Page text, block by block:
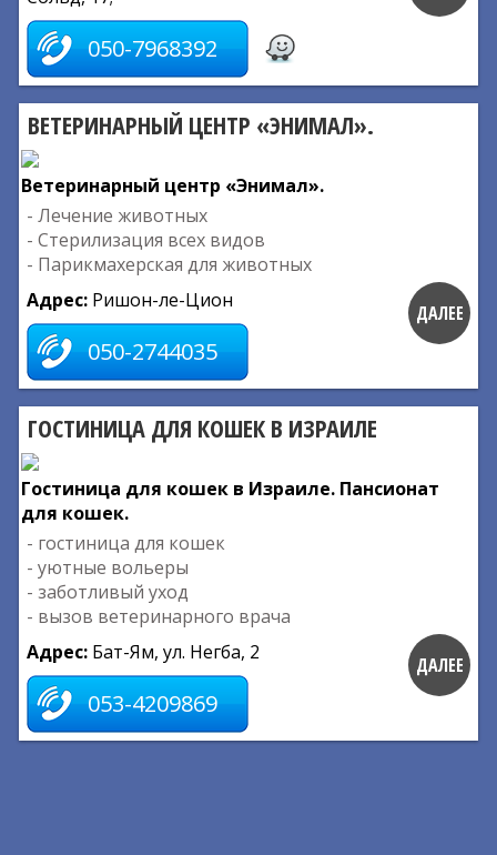
050-7968392
ВЕТЕРИНАРНЫЙ ЦЕНТР «ЭНИМАЛ».
Ветеринарный центр «Энимал».
- Лечение животных
- Стерилизация всех видов
- Парикмахерская для животных
Адрес: Ришон-ле-Цион
050-2744035
ДАЛЕЕ
ГОСТИНИЦА ДЛЯ КОШЕК В ИЗРАИЛЕ
Гостиница для кошек в Израиле. Пансионат
для кошек.
- гостиница для кошек
- уютные вольеры
- заботливый уход
- вызов ветеринарного врача
Адрес: Бат-Ям, ул. Негба, 2
053-4209869
ДАЛЕЕ